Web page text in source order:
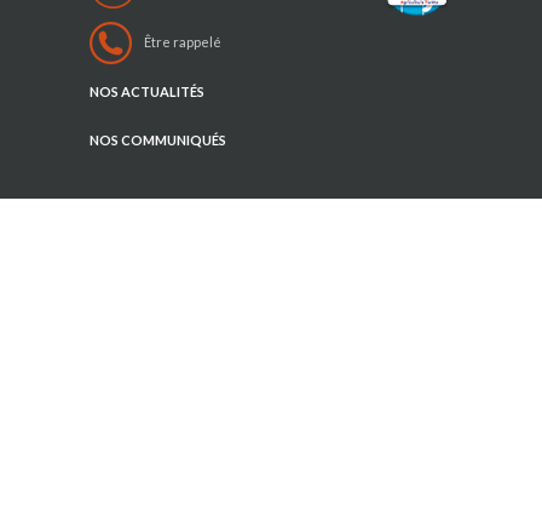
Être rappelé
NOS ACTUALITÉS
NOS COMMUNIQUÉS